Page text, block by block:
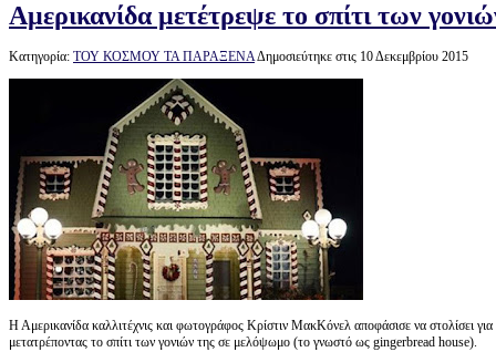
Αμερικανίδα μετέτρεψε το σπίτι των
Κατηγορία: ΤΟΥ ΚΟΣΜΟΥ ΤΑ ΠΑΡΑΞΕΝΑΔημοσιεύτηκε στις 10 Δεκεμβρίου 2015
Η Αμερικανίδα καλλιτέχνις και φωτογράφος Κρίστιν ΜακΚόνελ αποφάσισε να στολίσει
μετατρέποντας το σπίτι των γονιών της σε μελόψωμο (το γνωστό ως gingerbread house).